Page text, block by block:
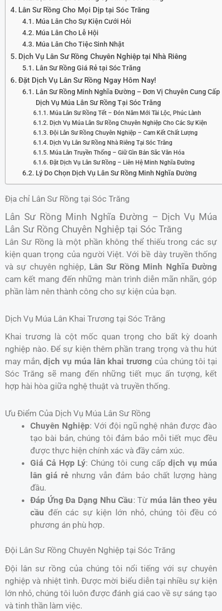
Lân Sư Rồng Cho Mọi Dịp tại Sóc Trăng
Múa Lân Cho Sự Kiện Cưới Hỏi
Múa Lân Cho Lễ Hội
Múa Lân Cho Tiệc Sinh Nhật
Dịch Vụ Lân Sư Rồng Chuyên Nghiệp tại Nhà Riêng
Lân Sư Rồng Giá Rẻ tại Sóc Trăng
Đặt Dịch Vụ Lân Sư Rồng Ngay Hôm Nay!
Lân Sư Rồng Minh Nghĩa Đường – Đơn Vị Chuyên Cung Cấp
Dịch Vụ Múa Lân Sư Rồng Tại Sóc Trăng
Múa Lân Sư Rồng Tết – Đón Năm Mới Tài Lộc, Phúc Lành
Dịch Vụ Múa Lân Sư Rồng Chuyên Nghiệp Cho Các Sự Kiện
Đội Lân Sư Rồng Chuyên Nghiệp – Cam Kết Chất Lượng
Dịch Vụ Lân Sư Rồng Nhà Riêng Tại Sóc Trăng
Múa Lân Truyền Thống – Giữ Gìn Bản Sắc Văn Hóa
Đặt Dịch Vụ Lân Sư Rồng – Liên Hệ Minh Nghĩa Đường
Lý Do Chọn Dịch Vụ Lân Sư Rồng Minh Nghĩa Đường
Địa chỉ Lân Sư Rồng tại Sóc Trăng
Lân Sư Rồng Minh Nghĩa Đường – Dịch Vụ Múa
Lân Sư Rồng Chuyên Nghiệp tại Sóc Trăng
Lân Sư Rồng là một phần không thể thiếu trong các sự
kiện quan trọng của người Việt. Với bề dày truyền thống
và sự chuyên nghiệp, Lân Sư Rồng Minh Nghĩa Đường
cam kết mang đến những màn trình diễn mãn nhãn, góp
phần làm nên thành công cho sự kiện của bạn.
Dịch Vụ Múa Lân Khai Trương tại Sóc Trăng
Khai trương là cột mốc quan trọng cho bất kỳ doanh
nghiệp nào. Để sự kiện thêm phần trang trọng và thu hút
may mắn,dịch vụ múa lân khai trương của chúng tôi tại
Sóc Trăng sẽ mang đến những tiết mục ấn tượng, kết
hợp hài hòa giữa nghệ thuật và truyền thống.
Ưu Điểm Của Dịch Vụ Múa Lân Sư Rồng
Chuyên Nghiệp: Với đội ngũ nghệ nhân được đào
tạo bài bản, chúng tôi đảm bảo mỗi tiết mục đều
được thực hiện chính xác và đầy cảm xúc.
Giá Cả Hợp Lý: Chúng tôi cung cấpdịch vụ múa
lân giá rẻ nhưng vẫn đảm bảo chất lượng hàng
đầu.
Đáp Ứng Đa Dạng Nhu Cầu: Từ múa lân theo yêu
cầu đến các sự kiện lớn nhỏ, chúng tôi đều có
phương án phù hợp.
Đội Lân Sư Rồng Chuyên Nghiệp tại Sóc Trăng
Đội lân sư rồng của chúng tôi nổi tiếng với sự chuyên
nghiệp và nhiệt tình. Được mời biểu diễn tại nhiều sự kiện
lớn nhỏ, chúng tôi luôn được đánh giá cao về sự sáng tạo
và tinh thần làm việc.